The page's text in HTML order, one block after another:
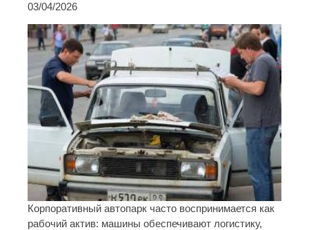
03/04/2026
Корпоративный автопарк часто воспринимается как
рабочий актив: машины обеспечивают логистику,